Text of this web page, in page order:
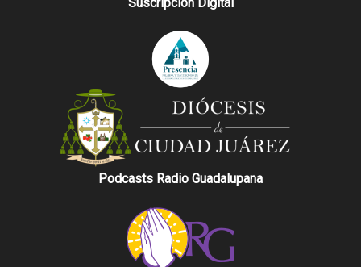
Podcasts Radio Guadalupana